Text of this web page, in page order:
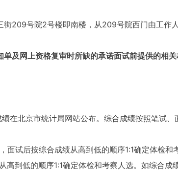
209号院2号楼即南楼，从209号院西门由工作人
及网上资格复审时所缺的承诺面试前提供的相关
在北京市统计局网站公布。综合成绩按照笔试、
面试后按综合成绩从高到低的顺序1:1确定体检和
到低的顺序1:1确定体检和考察人选。如综合成